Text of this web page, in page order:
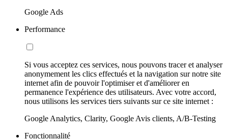
Google Ads
Performance
Si vous acceptez ces services, nous pouvons tracer et analyser
anonymement les clics effectués et la navigation sur notre site
internet afin de pouvoir l'optimiser et d'améliorer en
permanence l'expérience des utilisateurs. Avec votre accord,
nous utilisons les services tiers suivants sur ce site internet :
Google Analytics, Clarity, Google Avis clients, A/B-Testing
Fonctionnalité